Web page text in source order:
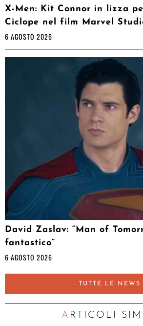
X-Men: Kit Connor in lizza
Ciclope nel film Marvel
6 AGOSTO 2026
David Zaslav: “Man of
fantastico”
6 AGOSTO 2026
TUTTE LE NEWS
ARTICOLI